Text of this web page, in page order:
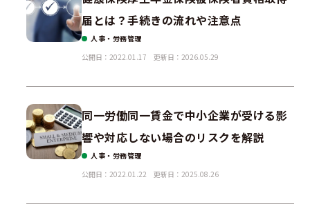
届とは？手続きの流れや注意点
人事・労務管理
公開日：2022.01.17
更新日：2026.05.29
同一労働同一賃金で中小企業が受ける影
響や対応しない場合のリスクを解説
人事・労務管理
公開日：2022.01.22
更新日：2025.08.26